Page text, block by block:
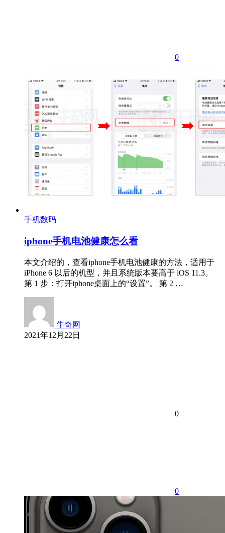
0
手机数码
iphone手机电池健康怎么看
本文介绍的，查看iphone手机电池健康的方法，适用于
iPhone 6 以后的机型，并且系统版本要高于 iOS 11.3。
第 1 步：打开iphone桌面上的“设置”。 第 2 …
牛奇网
2021年12月22日
0
0